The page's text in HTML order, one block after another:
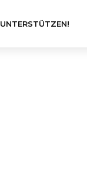
UNTERSTÜTZEN!